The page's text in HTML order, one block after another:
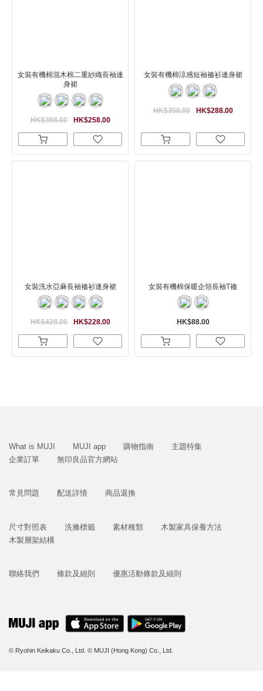
女裝有機棉混木棉二重紗織長袖連
身裙
HK$258.00
HK$358.00
女裝有機棉涼感短袖裇衫連身裙
HK$288.00
HK$358.00
女裝洗水亞麻長袖裇衫連身裙
HK$228.00
HK$428.00
女裝有機棉保暖企領長袖T裇
HK$88.00
What is MUJI MUJI app 購物指南
主題特集
企業訂單
無印良品官方網站
常見問題 配送詳情 商品退換
尺寸對照表 洗滌標籤 素材種類
木製家具保養方法
木製層架結構
聯絡我們 條款及細則 優惠活動條款及細則
© Ryohin Keikaku Co., Ltd. © MUJI (Hong Kong) Co., Ltd.